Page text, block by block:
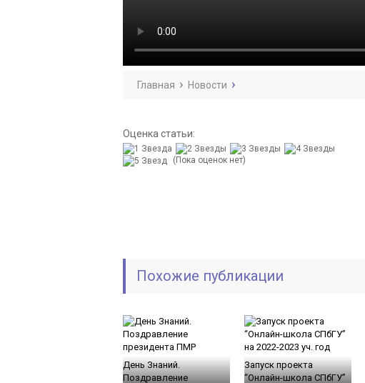
Главная Новости
Оценка статьи:
(Пока оценок нет)
Похожие публикации
День Знаний.
Поздравление
Запуск проекта
“Онлайн-школа СПбГУ”